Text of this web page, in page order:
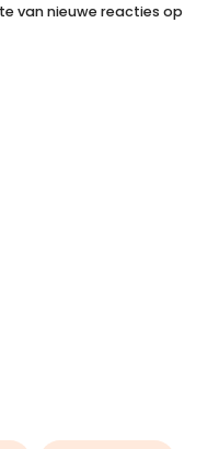
van nieuwe reacties op